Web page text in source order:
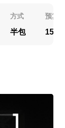
方式
半包
预算
15万